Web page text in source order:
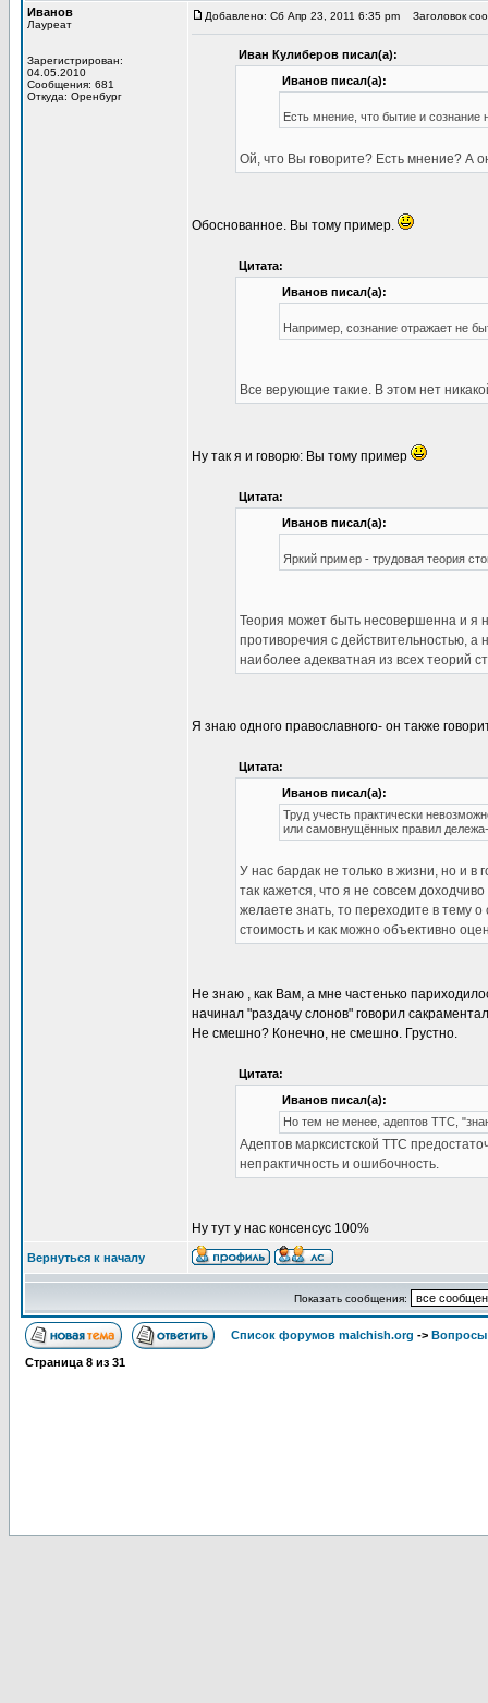
Иванов
Лауреат
Зарегистрирован:
04.05.2010
Сообщения: 681
Откуда: Оренбург
Добавлено: Сб Апр 23, 2011 6:35 pm Заголовок
Иван Кулиберов писал(а):
Иванов писал(а):
Есть мнение, что бытие и сознание
Ой, что Вы говорите? Есть мнение? А
Обоснованное. Вы тому пример.
Цитата:
Иванов писал(а):
Например, сознание отражает не
Все верующие такие. В этом нет
Ну так я и говорю: Вы тому пример
Цитата:
Иванов писал(а):
Яркий пример - трудовая теория
Теория может быть несовершенна и я
противоречия с действительностью, а
наиболее адекватная из всех теорий
Я знаю одного православного- он также
Цитата:
Иванов писал(а):
Труд учесть практически
или самовнущённых правил дележа-
У нас бардак не только в жизни, но и в
так кажется, что я не совсем
желаете знать, то переходите в тему
стоимость и как можно объективно
Не знаю , как Вам, а мне частенько
начинал "раздачу слонов" говорил
Не смешно? Конечно, не смешно. Грустно.
Цитата:
Иванов писал(а):
Но тем не менее, адептов ТТС,
Адептов марксистской ТТС
непрактичность и ошибочность.
Ну тут у нас консенсус 100%
Вернуться к началу
Показать сообщения:
Список форумов malchish.org -> Вопросы
Страница 8 из 31